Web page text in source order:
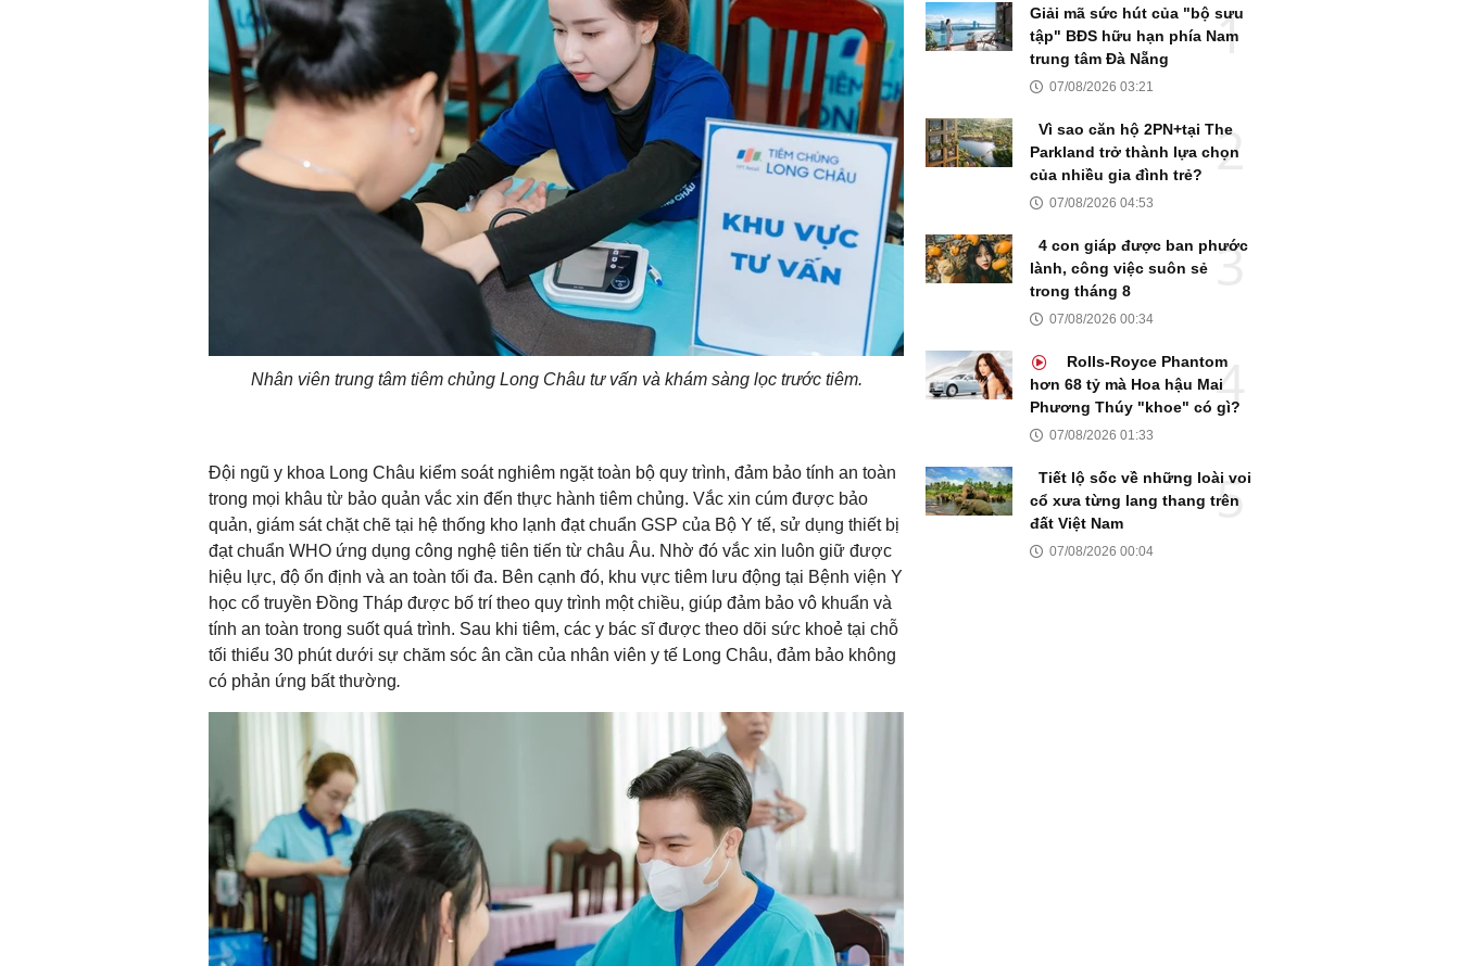
Nhân viên trung tâm tiêm chủng Long Châu tư vấn và khám sàng lọc trước tiêm.
Đội ngũ y khoa Long Châu kiểm soát nghiêm ngặt toàn bộ quy trình, đảm bảo tính an toàn
trong mọi khâu từ bảo quản vắc xin đến thực hành tiêm chủng. Vắc xin cúm được bảo
quản, giám sát chặt chẽ tại hệ thống kho lạnh đạt chuẩn GSP của Bộ Y tế, sử dụng thiết bị
đạt chuẩn WHO ứng dụng công nghệ tiên tiến từ châu Âu. Nhờ đó vắc xin luôn giữ được
hiệu lực, độ ổn định và an toàn tối đa. Bên cạnh đó, khu vực tiêm lưu động tại Bệnh viện Y
học cổ truyền Đồng Tháp được bố trí theo quy trình một chiều, giúp đảm bảo vô khuẩn và
tính an toàn trong suốt quá trình. Sau khi tiêm, các y bác sĩ được theo dõi sức khoẻ tại chỗ
tối thiểu 30 phút dưới sự chăm sóc ân cần của nhân viên y tế Long Châu, đảm bảo không
có phản ứng bất thường.
Giải mã sức hút của "bộ sưu
tập" BĐS hữu hạn phía Nam
trung tâm Đà Nẵng
07/08/2026 03:21
Vì sao căn hộ 2PN+tại The
Parkland trở thành lựa chọn
của nhiều gia đình trẻ?
07/08/2026 04:53
4 con giáp được ban phước
lành, công việc suôn sẻ
trong tháng 8
07/08/2026 00:34
Rolls-Royce Phantom
hơn 68 tỷ mà Hoa hậu Mai
Phương Thúy "khoe" có gì?
07/08/2026 01:33
Tiết lộ sốc về những loài voi
cổ xưa từng lang thang trên
đất Việt Nam
07/08/2026 00:04